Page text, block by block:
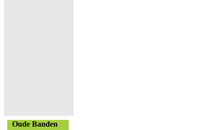
Oude Banden